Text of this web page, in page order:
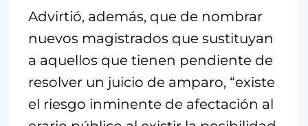
Advirtió, además, que de nombrar
nuevos magistrados que sustituyan
a aquellos que tienen pendiente de
resolver un juicio de amparo, “existe
el riesgo inminente de afectación al